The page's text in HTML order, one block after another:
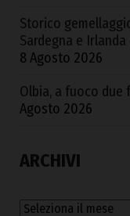
Storico
Sardegna e
8 Agosto 2026
Olbia, a fuoco
Agosto 2026
ARCHIVI
Archivi